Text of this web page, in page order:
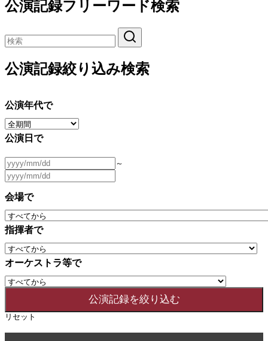
公演記録フリーワード検索
公演記録絞り込み検索
公演年代で
公演日で
～
会場で
指揮者で
オーケストラ等で
リセット